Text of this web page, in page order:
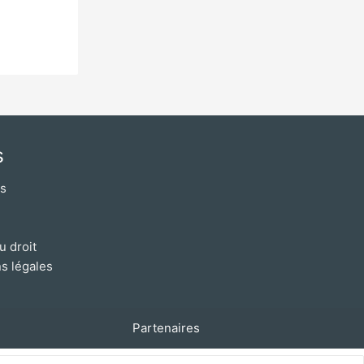
droit
légales
Partenaires